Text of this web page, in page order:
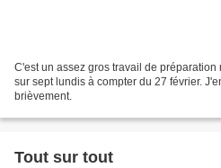
C'est un assez gros travail de
sur sept lundis à compter du 27 février.
brièvement.
Tout sur tout